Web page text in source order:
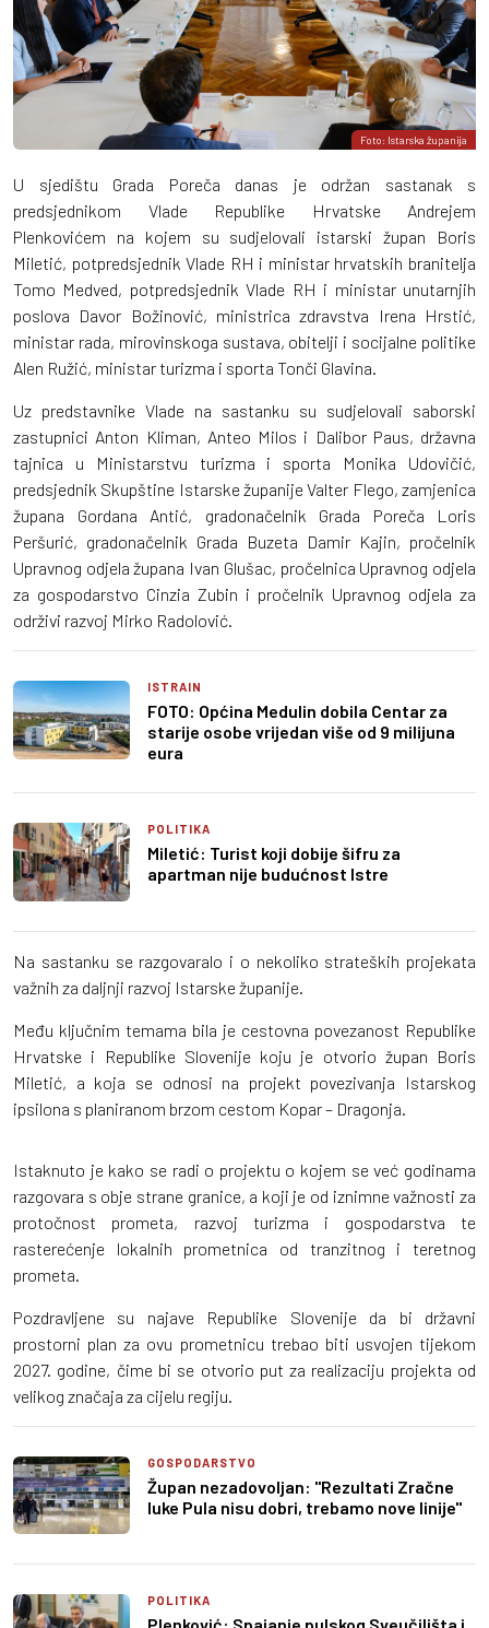
Foto: Istarska županija
U sjedištu Grada Poreča danas je održan sastanak s
predsjednikom Vlade Republike Hrvatske Andrejem
Plenkovićem na kojem su sudjelovali istarski župan Boris
Miletić, potpredsjednik Vlade RH i ministar hrvatskih branitelja
Tomo Medved, potpredsjednik Vlade RH i ministar unutarnjih
poslova Davor Božinović, ministrica zdravstva Irena Hrstić,
ministar rada, mirovinskoga sustava, obitelji i socijalne politike
Alen Ružić, ministar turizma i sporta Tonči Glavina.
Uz predstavnike Vlade na sastanku su sudjelovali saborski
zastupnici Anton Kliman, Anteo Milos i Dalibor Paus, državna
tajnica u Ministarstvu turizma i sporta Monika Udovičić,
predsjednik Skupštine Istarske županije Valter Flego, zamjenica
župana Gordana Antić, gradonačelnik Grada Poreča Loris
Peršurić, gradonačelnik Grada Buzeta Damir Kajin, pročelnik
Upravnog odjela župana Ivan Glušac, pročelnica Upravnog odjela
za gospodarstvo Cinzia Zubin i pročelnik Upravnog odjela za
održivi razvoj Mirko Radolović.
ISTRAIN
FOTO: Općina Medulin dobila Centar za
starije osobe vrijedan više od 9 milijuna
eura
POLITIKA
Miletić: Turist koji dobije šifru za
apartman nije budućnost Istre
Na sastanku se razgovaralo i o nekoliko strateških projekata
važnih za daljnji razvoj Istarske županije.
Među ključnim temama bila je cestovna povezanost Republike
Hrvatske i Republike Slovenije koju je otvorio župan Boris
Miletić, a koja se odnosi na projekt povezivanja Istarskog
ipsilona s planiranom brzom cestom Kopar – Dragonja.
Istaknuto je kako se radi o projektu o kojem se već godinama
razgovara s obje strane granice, a koji je od iznimne važnosti za
protočnost prometa, razvoj turizma i gospodarstva te
rasterećenje lokalnih prometnica od tranzitnog i teretnog
prometa.
Pozdravljene su najave Republike Slovenije da bi državni
prostorni plan za ovu prometnicu trebao biti usvojen tijekom
2027. godine, čime bi se otvorio put za realizaciju projekta od
velikog značaja za cijelu regiju.
GOSPODARSTVO
Župan nezadovoljan: "Rezultati Zračne
luke Pula nisu dobri, trebamo nove linije"
POLITIKA